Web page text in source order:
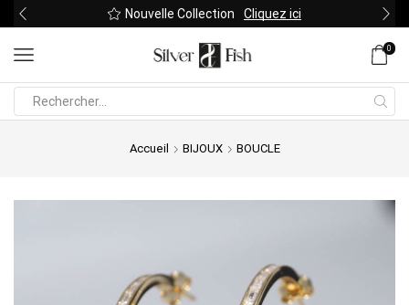
Nouvelle Collection Cliquez ici
0
Accueil BIJOUX BOUCLE